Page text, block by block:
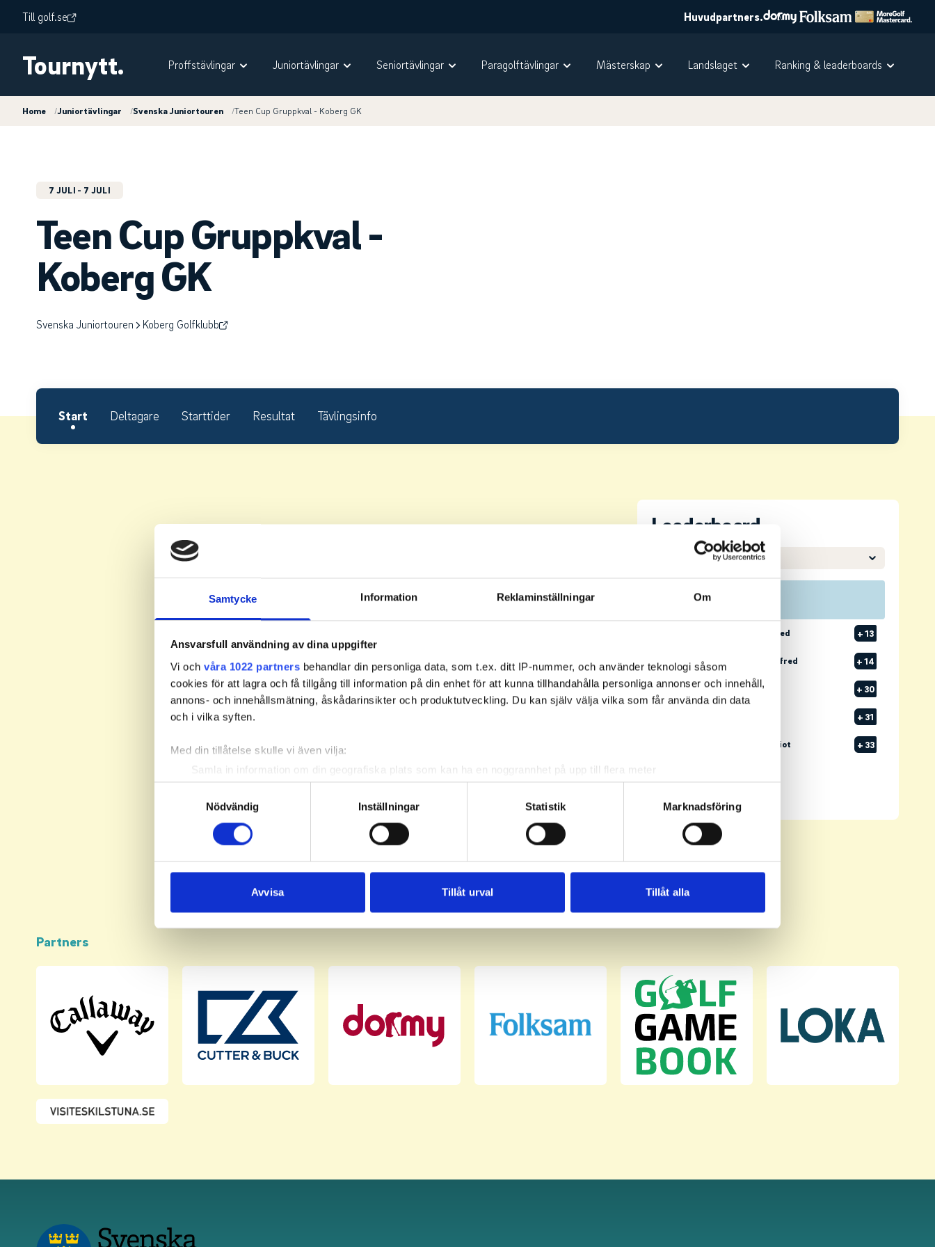
Samtycke Information Reklaminställningar Om
Ansvarsfull användning av dina uppgifter
Vi och våra 1022 partners behandlar din personliga data, som t.ex. ditt IP-nummer, och använder teknologi såsom
cookies för att lagra och få tillgång till information på din enhet för att kunna tillhandahålla personliga annonser och innehåll,
annons- och innehållsmätning, åskådarinsikter och produktutveckling. Du kan själv välja vilka som får använda din data
och i vilka syften.
Med din tillåtelse skulle vi även vilja:
Samla in information om din geografiska plats som kan ha en noggrannhet på upp till flera meter
Identifiera din enhet genom att aktivt skanna den för specifika kännetecken (fingeravtryck)
Ta reda på mer om hur dina personliga uppgifter behandlas och ställ in dina preferenser i
detaljsektionen. Du kan ändra
eller dra tillbaka ditt samtycke när som helst från cookie-förklaringen.
sociala medier och analysera vår trafik. Vi vidarebefordrar även sådana identifierare och annan information från din enhet
till de sociala medier och annons- och analysföretag som vi samarbetar med. Dessa kan i sin tur kombinera informationen
Nödvändig
Inställningar Statistik Marknadsföring
Avvisa Tillåt urval Tillåt alla
Till golf.se Huvudpartners.
Tournytt. Proffstävlingar Juniortävlingar Seniortävlingar Paragolftävlingar Mästerskap Landslaget Ranking & leaderboards
Home /Juniortävlingar /Svenska Juniortouren /Teen Cup Gruppkval - Koberg GK
7 JULI - 7 JULI
Teen Cup Gruppkval -
Koberg GK
Svenska Juniortouren Koberg Golfklubb
Start Deltagare Starttider Resultat Tävlingsinfo
Leaderboard.
FRANSSON, Alfred +13
FÄRNSTRÖM, Alfred +14
3 OLSSON, Elias + 30
+ 31
BJÖRKBERG, Elliot + 33
Partners